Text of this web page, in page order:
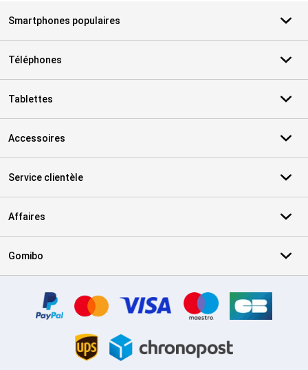
Smartphones populaires
Téléphones
Tablettes
Accessoires
Service clientèle
Affaires
Gomibo